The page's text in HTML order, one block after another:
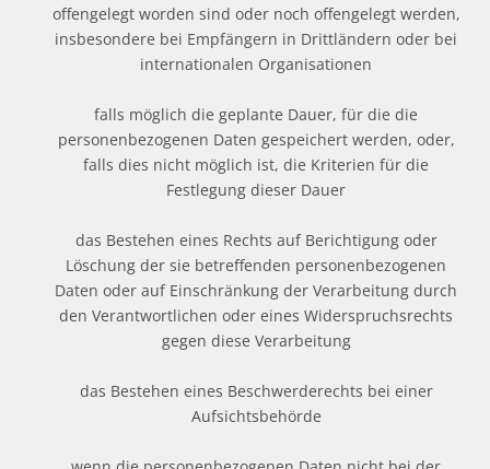
offengelegt worden sind oder noch offengelegt werden,
insbesondere bei Empfängern in Drittländern oder bei
internationalen Organisationen
falls möglich die geplante Dauer, für die die
personenbezogenen Daten gespeichert werden, oder,
falls dies nicht möglich ist, die Kriterien für die
Festlegung dieser Dauer
das Bestehen eines Rechts auf Berichtigung oder
Löschung der sie betreffenden personenbezogenen
Daten oder auf Einschränkung der Verarbeitung durch
den Verantwortlichen oder eines Widerspruchsrechts
gegen diese Verarbeitung
das Bestehen eines Beschwerderechts bei einer
Aufsichtsbehörde